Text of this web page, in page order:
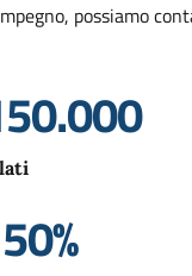
possiamo